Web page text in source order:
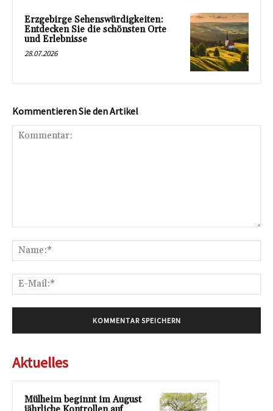
Erzgebirge Sehenswürdigkeiten:
Entdecken Sie die schönsten Orte
und Erlebnisse
28.07.2026
Kommentieren Sie den Artikel
Aktuelles
Mülheim beginnt im August